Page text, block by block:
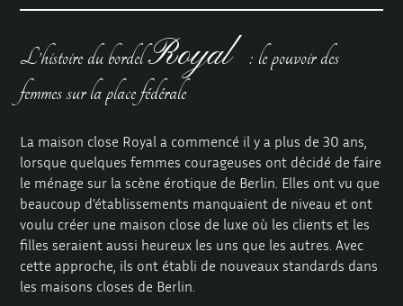
L’histoire du bordelRoyal
: le pouvoir des
femmes sur la place fédérale
La maison close Royal a commencé il y a plus de 30 ans,
lorsque quelques femmes courageuses ont décidé de faire
le ménage sur la scène érotique de Berlin. Elles ont vu que
beaucoup d’établissements manquaient de niveau et ont
voulu créer une maison close de luxe où les clients et les
filles seraient aussi heureux les uns que les autres. Avec
cette approche, ils ont établi de nouveaux standards dans
les maisons closes de Berlin.